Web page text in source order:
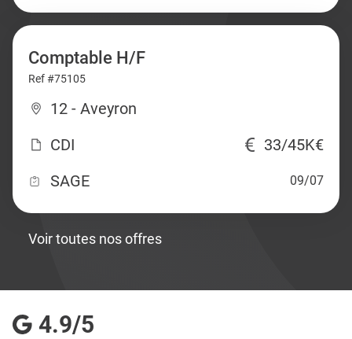
Comptable H/F
Ref #75105
12 - Aveyron
CDI
33/45K€
SAGE
09/07
Voir toutes nos offres
4.9/5